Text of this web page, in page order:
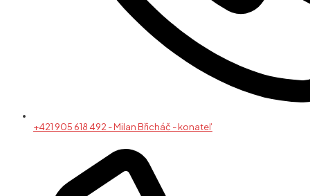
+421 905 618 492 - Milan Břicháč - konateľ